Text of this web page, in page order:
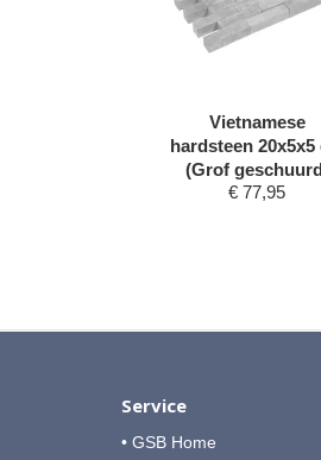
Vietnamese
hardsteen 20x5x5
(Grof
€ 77,95
Service
• GSB Home